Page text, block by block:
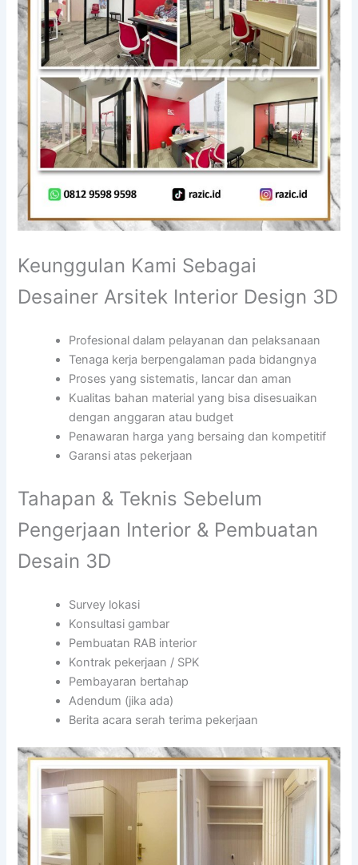
Keunggulan Kami Sebagai
Desainer Arsitek Interior Design 3D
Profesional dalam pelayanan dan pelaksanaan
Tenaga kerja berpengalaman pada bidangnya
Proses yang sistematis, lancar dan aman
Kualitas bahan material yang bisa disesuaikan
dengan anggaran atau budget
Penawaran harga yang bersaing dan kompetitif
Garansi atas pekerjaan
Tahapan & Teknis Sebelum
Pengerjaan Interior & Pembuatan
Desain 3D
Survey lokasi
Konsultasi gambar
Pembuatan RAB interior
Kontrak pekerjaan / SPK
Pembayaran bertahap
Adendum (jika ada)
Berita acara serah terima pekerjaan